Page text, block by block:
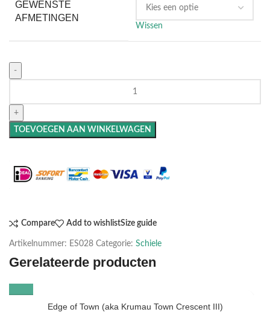
GEWENSTE
AFMETINGEN
Wissen
TOEVOEGEN AAN WINKELWAGEN
Compare Add to wishlistSize guide
Artikelnummer: ES028 Categorie: Schiele
Gerelateerde producten
Edge of Town (aka Krumau Town Crescent III)